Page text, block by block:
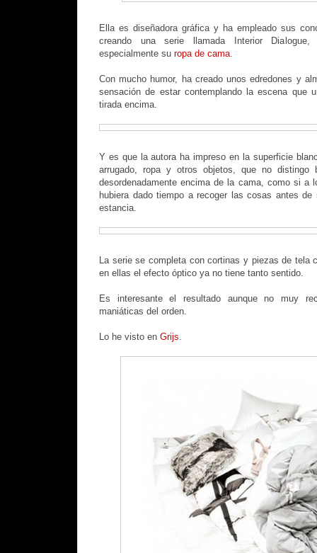
Ella es diseñadora gráfica y ha empleado sus
creando una serie llamada Interior
especialmente su ropa de cama.
Con mucho humor, ha creado unos edredones y
sensación de estar contemplando la escena que
tirada encima.
Y es que la autora ha impreso en la superficie
arrugado, ropa y otros objetos, que no distingo
desordenadamente encima de la cama, como si a
hubiera dado tiempo a recoger las cosas antes de
estancia.
La serie se completa con cortinas y piezas de tela
en ellas el efecto óptico ya no tiene tanto sentido.
Es interesante el resultado aunque no muy
maniáticas del orden.
Lo he visto en Grijs.